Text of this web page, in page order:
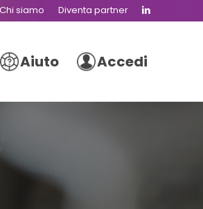
Chi siamo Diventa partner
Aiuto Accedi